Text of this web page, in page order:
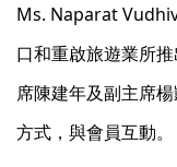
Ms. Naparat
口和重啟旅遊業所
席陳建年及副主席
方式，與會員互動。